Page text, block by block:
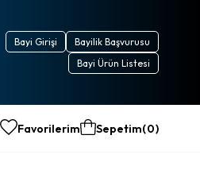
Bayilik Başvurusu
Bayi Girişi
Bayi Ürün Listesi
Favorilerim Sepetim 0